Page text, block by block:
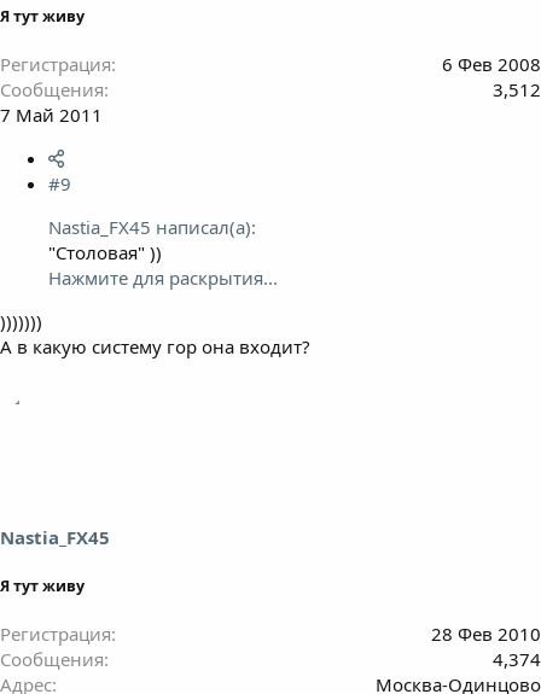
Я тут живу
Регистрация
6 Фев 2008
Сообщения
3,512
7 Май 2011
#9
Nastia_FX45 написал(а):
"Столовая" ))
Нажмите для раскрытия...
)))))))
А в какую систему гор она входит?
Nastia_FX45
Я тут живу
Регистрация
28 Фев 2010
Сообщения
4,374
Адрес
Москва-Одинцово